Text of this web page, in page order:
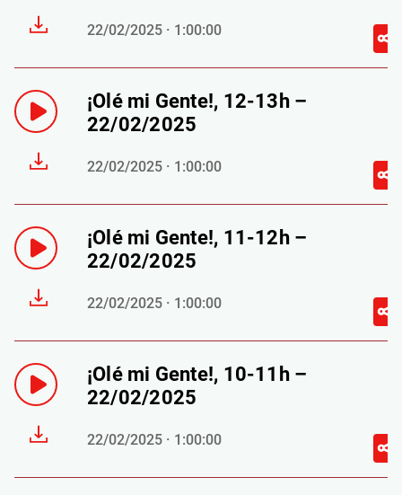
22/02/2025 · 1:00:00
¡Olé mi Gente!, 12-13h –
22/02/2025
22/02/2025 · 1:00:00
¡Olé mi Gente!, 11-12h –
22/02/2025
22/02/2025 · 1:00:00
¡Olé mi Gente!, 10-11h –
22/02/2025
22/02/2025 · 1:00:00